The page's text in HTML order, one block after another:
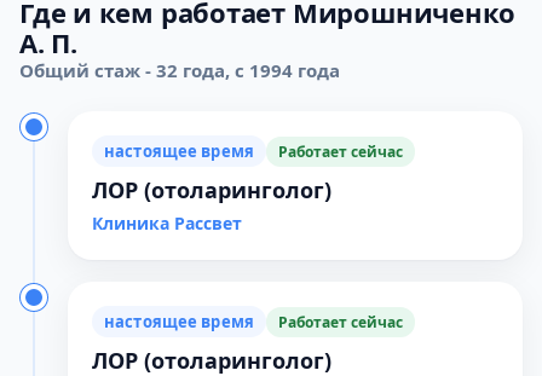
Где и кем работает Мирошниченко
А. П.
Общий стаж - 32 года, с 1994 года
настоящее время Работает сейчас
ЛОР (отоларинголог)
Клиника Рассвет
настоящее время Работает сейчас
ЛОР (отоларинголог)